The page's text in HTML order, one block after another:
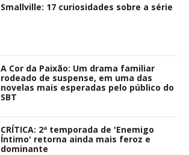
Smallville: 17 curiosidades sobre a série
A Cor da Paixão: Um drama familiar
rodeado de suspense, em uma das
novelas mais esperadas pelo público do
SBT
CRÍTICA: 2ª temporada de 'Enemigo
Íntimo' retorna ainda mais feroz e
dominante